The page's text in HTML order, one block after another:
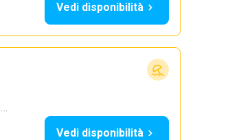
Vedi disponibilità
Vedi disponibilità